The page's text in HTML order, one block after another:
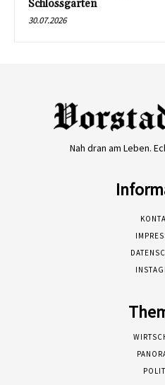
Schlossgarten
30.07.2026
Nah dran am Leben.